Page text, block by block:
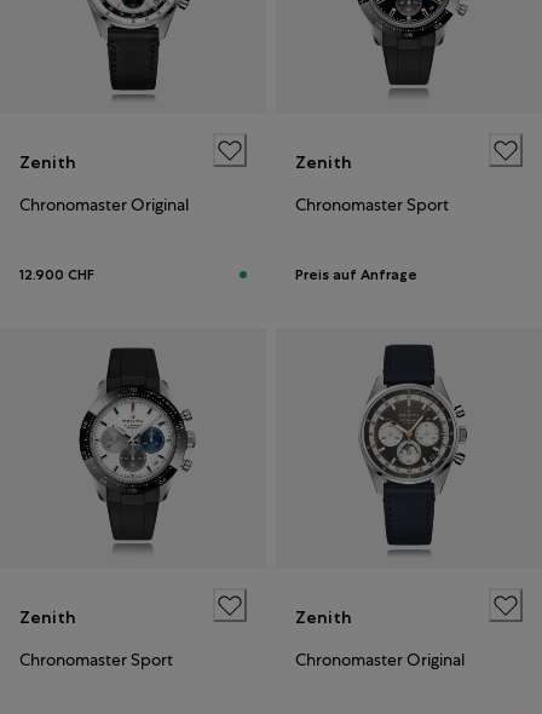
Zenith
Chronomaster Original
12.900 CHF
Zenith
Chronomaster Sport
Preis auf Anfrage
Zenith
Chronomaster Sport
Zenith
Chronomaster Original